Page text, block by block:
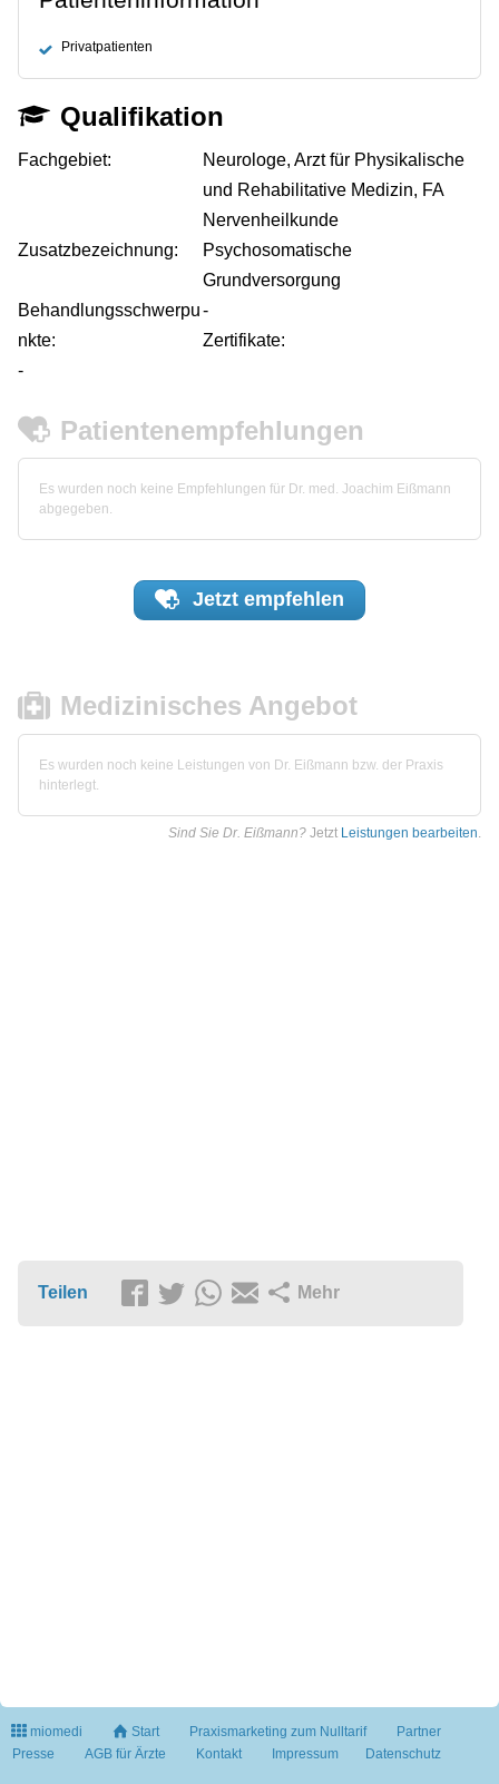
Privatpatienten
Qualifikation
Fachgebiet:
Neurologe, Arzt für Physikalische
und Rehabilitative Medizin, FA
Nervenheilkunde
Zusatzbezeichnung:
Psychosomatische
Grundversorgung
Behandlungsschwerpu
nkte:
-
Zertifikate:
-
Patientenempfehlungen
Es wurden noch keine Empfehlungen für Dr. med. Joachim Eißmann
abgegeben.
Jetzt empfehlen
Medizinisches Angebot
Es wurden noch keine Leistungen von Dr. Eißmann bzw. der Praxis
hinterlegt.
Sind Sie Dr. Eißmann? Jetzt Leistungen bearbeiten.
Teilen Mehr
miomedi Start Praxismarketing zum Nulltarif
Partner
Presse
AGB für Ärzte Kontakt Impressum Datenschutz